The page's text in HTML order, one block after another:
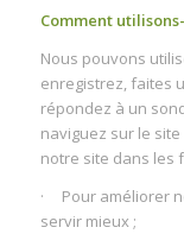
Comment
Nous pouvons
enregistrez, faites
répondez à un
naviguez sur le
notre site dans les
· Pour améliorer
servir mieux ;